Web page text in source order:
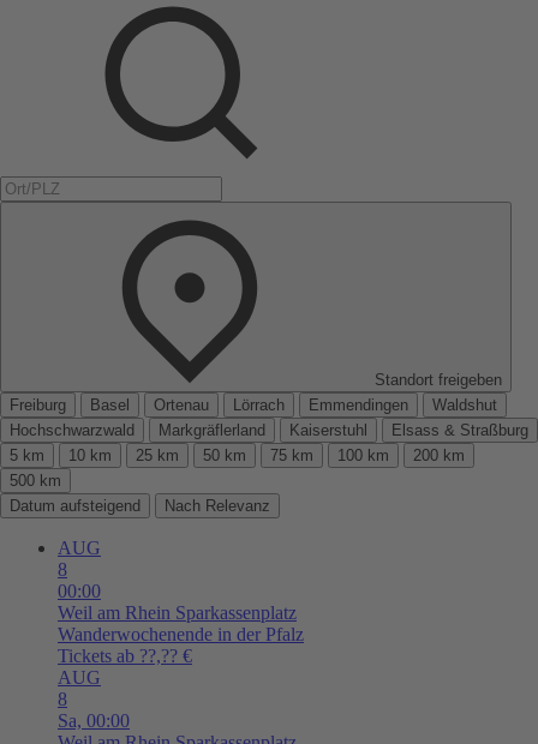
Standort freigeben
Freiburg
Basel Ortenau Lörrach Emmendingen
Waldshut
Hochschwarzwald
Markgräflerland Kaiserstuhl
Elsass & Straßburg
5 km
10 km 25 km 50 km 75 km 100 km
200 km
500 km
Datum aufsteigend
Nach Relevanz
AUG
8
00:00
Weil am Rhein Sparkassenplatz
Wanderwochenende in der Pfalz
Tickets ab ??,?? €
AUG
8
Sa, 00:00